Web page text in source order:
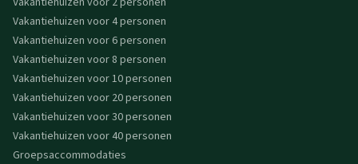
Vakantiehuizen voor 4 personen
Vakantiehuizen voor 6 personen
Vakantiehuizen voor 8 personen
Vakantiehuizen voor 10 personen
Vakantiehuizen voor 20 personen
Vakantiehuizen voor 30 personen
Vakantiehuizen voor 40 personen
Groepsaccommodaties